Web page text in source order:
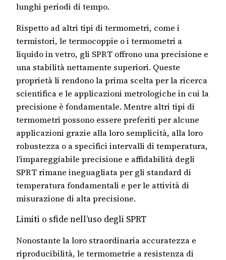
lunghi periodi di tempo.
Rispetto ad altri tipi di termometri, come i
termistori, le termocoppie o i termometri a
liquido in vetro, gli SPRT offrono una precisione e
una stabilità nettamente superiori. Queste
proprietà li rendono la prima scelta per la ricerca
scientifica e le applicazioni metrologiche in cui la
precisione è fondamentale. Mentre altri tipi di
termometri possono essere preferiti per alcune
applicazioni grazie alla loro semplicità, alla loro
robustezza o a specifici intervalli di temperatura,
l’impareggiabile precisione e affidabilità degli
SPRT rimane ineguagliata per gli standard di
temperatura fondamentali e per le attività di
misurazione di alta precisione.
Limiti o sfide nell’uso degli SPRT
Nonostante la loro straordinaria accuratezza e
riproducibilità, le termometrie a resistenza di